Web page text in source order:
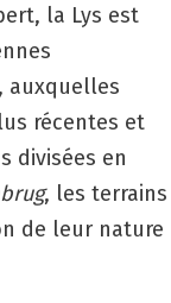
la Lys est
auxquelles
récentes et
divisées en
, les terrains
de leur nature